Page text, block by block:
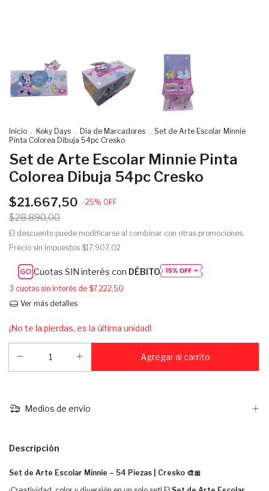
Inicio . Koky Days . Día de Marcadores . Set de Arte Escolar Minnie
Pinta Colorea Dibuja 54pc Cresko
Set de Arte Escolar Minnie Pinta
Colorea Dibuja 54pc Cresko
$21.667,50 -25% OFF
$28.890,00
El descuento puede modificarse al combinar con otras promociones.
Precio sin impuestos $17.907,02
Cuotas SIN interés con DÉBITO
3 cuotas sin interés de $7.222,50
Ver más detalles
¡No te la pierdas, es la última unidad!
Medios de envío
Descripción
Set de Arte Escolar Minnie – 54 Piezas | Cresko 🎨🎀